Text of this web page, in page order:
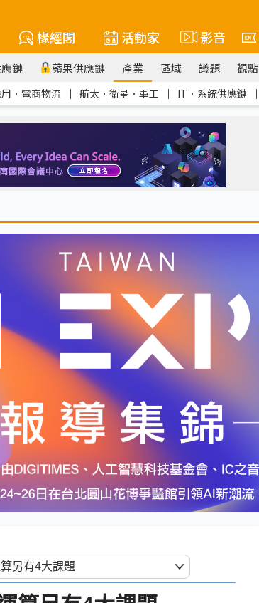
椽經閣 活動家 影音
鏈 蘋果供應鏈 產業 區域 議題 觀點
．電商物流 ｜ 航太．衛星．軍工 ｜ IT．系統供應鏈 ｜